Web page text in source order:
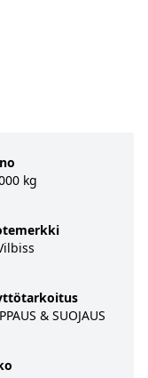
kg
& SUOJAUS